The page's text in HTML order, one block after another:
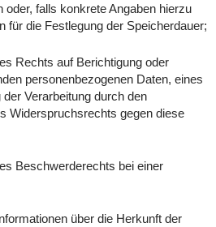
oder, falls konkrete Angaben hierzu
für die Festlegung der Speicherdauer;
auf Berichtigung oder
personenbezogenen Daten, eines
Verarbeitung durch den
Widerspruchsrechts gegen diese
bei einer
über die Herkunft der